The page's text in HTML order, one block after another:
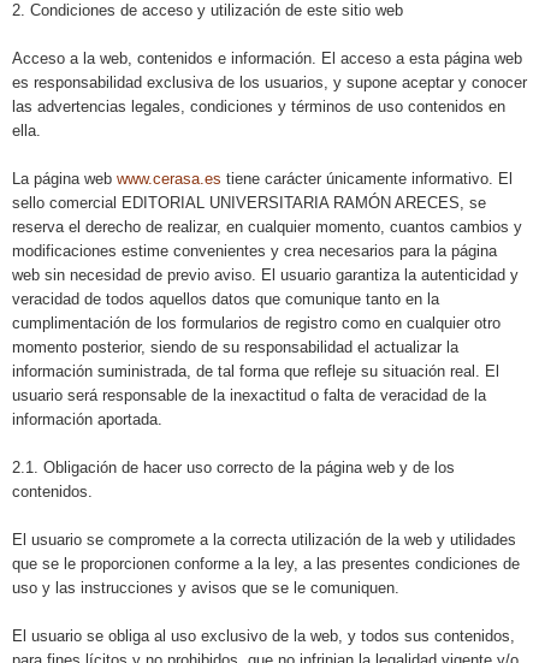
2. Condiciones de acceso y utilización de este sitio web
Acceso a la web, contenidos e información. El acceso a esta página web
es responsabilidad exclusiva de los usuarios, y supone aceptar y conocer
las advertencias legales, condiciones y términos de uso contenidos en
ella.
La página web www.cerasa.es tiene carácter únicamente informativo. El
sello comercial EDITORIAL UNIVERSITARIA RAMÓN ARECES, se
reserva el derecho de realizar, en cualquier momento, cuantos cambios y
modificaciones estime convenientes y crea necesarios para la página
web sin necesidad de previo aviso. El usuario garantiza la autenticidad y
veracidad de todos aquellos datos que comunique tanto en la
cumplimentación de los formularios de registro como en cualquier otro
momento posterior, siendo de su responsabilidad el actualizar la
información suministrada, de tal forma que refleje su situación real. El
usuario será responsable de la inexactitud o falta de veracidad de la
información aportada.
2.1. Obligación de hacer uso correcto de la página web y de los
contenidos.
El usuario se compromete a la correcta utilización de la web y utilidades
que se le proporcionen conforme a la ley, a las presentes condiciones de
uso y las instrucciones y avisos que se le comuniquen.
El usuario se obliga al uso exclusivo de la web, y todos sus contenidos,